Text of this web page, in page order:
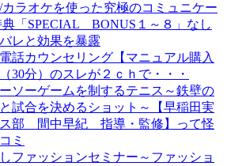
ラオケを使った究極のコミュニケー
典「SPECIAL BONUS１～８」なし
レと効果を暴露
話カウンセリング【マニュアル購入
30分）のスレが２ｃｈで・・・
ソーゲームを制するテニス～鉄壁の
試合を決めるショット～【早稲田実
ス部 間中早紀 指導・監修】って怪
ミ
ファッションセミナー～ファッショ